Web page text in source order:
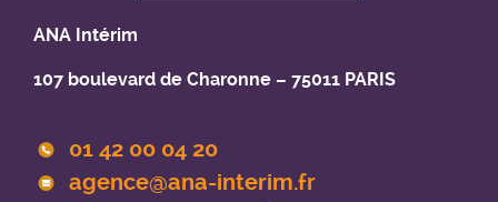
ANA Intérim
107 boulevard de Charonne – 75011 PARIS
01 42 00 04 20
agence@ana-interim.fr